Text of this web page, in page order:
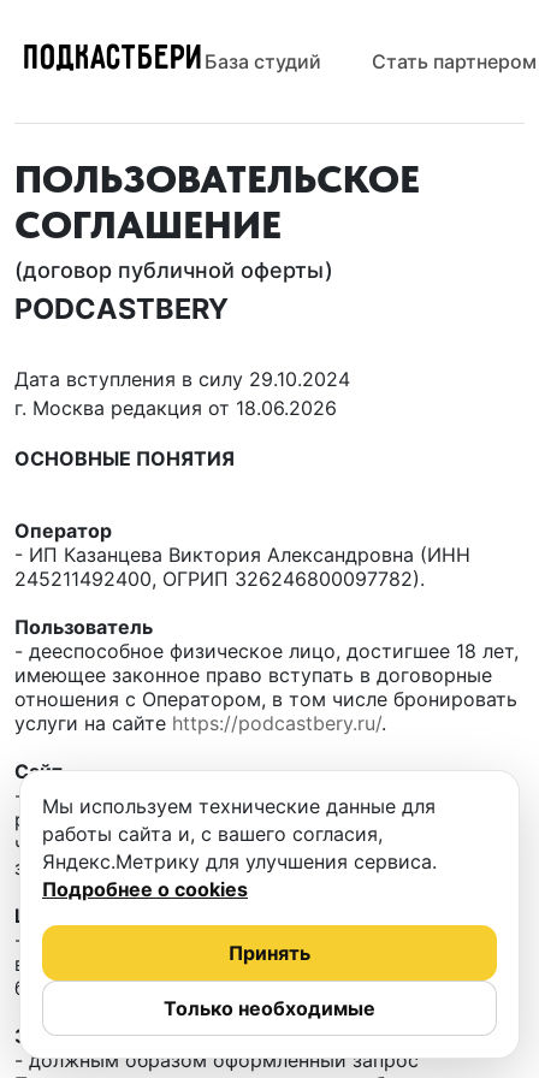
ПОДКАСТБЕРИ База студий Стать партнером
ПОЛЬЗОВАТЕЛЬСКОЕ
СОГЛАШЕНИЕ
(договор публичной оферты)
PODCASTBERY
Дата вступления в силу 29.10.2024
г. Москва редакция от 18.06.2026
ОСНОВНЫЕ ПОНЯТИЯ
Оператор
- ИП Казанцева Виктория Александровна (ИНН
245211492400, ОГРИП 326246800097782).
Пользователь
- дееспособное физическое лицо, достигшее 18 лет,
имеющее законное право вступать в договорные
отношения с Оператором, в том числе бронировать
услуги на сайте https://podcastbery.ru/.
Сайт
- информационный ресурс Оператора в интернете,
расположенный по адресуhttps://podcastbery.ru/
через который осуществляется непосредственный
заказ услуг.
Целевое назначение Сайта
- предоставление Пользователям технической
возможности пользоваться Системой
бронирования.
Заказ
- должным образом оформленный запрос
Мы используем технические данные для
работы сайта и, с вашего согласия,
Яндекс.Метрику для улучшения сервиса.
Подробнее о cookies
Только необходимые
Принять